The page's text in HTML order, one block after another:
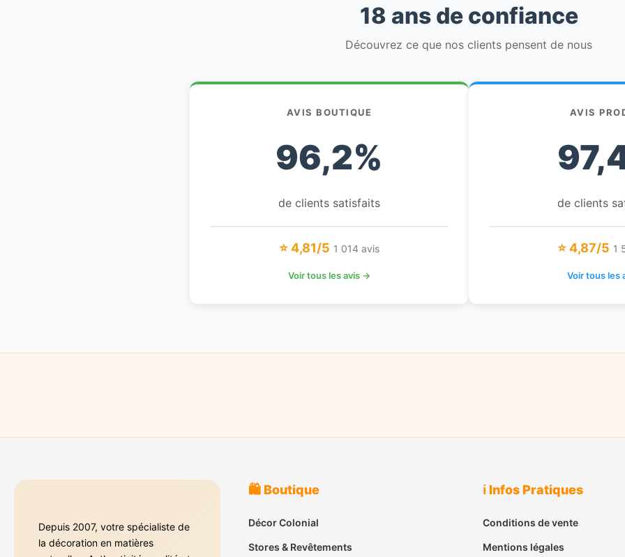
18 ans de confiance
Découvrez ce que nos clients pensent de nous
AVIS BOUTIQUE
96,2%
de clients satisfaits
⭐ 4,81/5 1 014 avis
Voir tous les avis →
AVIS
de clients
⭐ 4,87/5 1
Voir tous les
Depuis 2007, votre spécialiste de
la décoration en matières
🛍️ Boutique
Décor Colonial
Stores & Revêtements
ℹ️ Infos Pratiques
Conditions de vente
Mentions légales